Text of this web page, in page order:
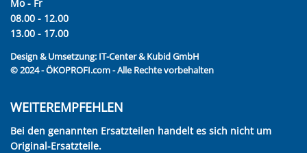
Mo - Fr
08.00 - 12.00
13.00 - 17.00
Design & Umsetzung: IT-Center & Kubid GmbH
© 2024 - ÖKOPROFI.com - Alle Rechte vorbehalten
WEITEREMPFEHLEN
Bei den genannten Ersatzteilen handelt es sich nicht um
Original-Ersatzteile.